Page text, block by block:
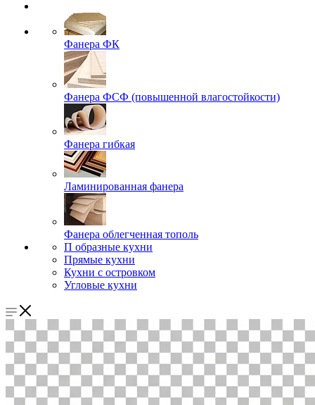
Фанера ФК
Фанера ФСФ (повышенной влагостойкости)
Фанера гибкая
Ламинированная фанера
Фанера облегченная тополь
П образные кухни
Прямые кухни
Кухни с островком
Угловые кухни